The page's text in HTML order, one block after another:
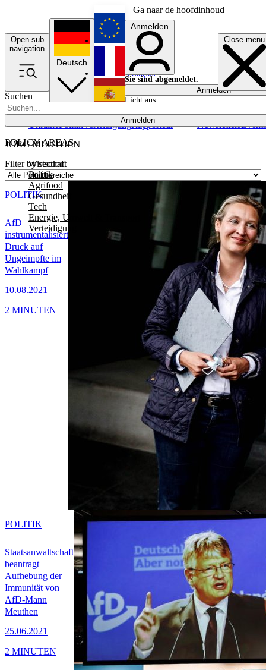
Ga naar de hoofdinhoud
Open sub
navigation
Close menu
Suchen
Anmelden
POLICY AREAS
Wirtschaft
Politik
Agrifood
Gesundheit
Tech
Energie, Umwelt & Transport
Verteidigung
UkrainePolitikVerteidigungRapporteur NewslettersEvents
Deutsch
English
Français
Anmelden
Sie sind abgemeldet.
Anmelden
Licht aus
JÖRG MEUTHEN
Filter by section
AfD
instrumentalisiert
Druck auf
Ungeimpfte im
Wahlkampf
10.08.2021
POLITIK
2 MINUTEN
Staatsanwaltschaft
beantragt
Aufhebung der
Immunität von
AfD-Mann
Meuthen
25.06.2021
POLITIK
2 MINUTEN